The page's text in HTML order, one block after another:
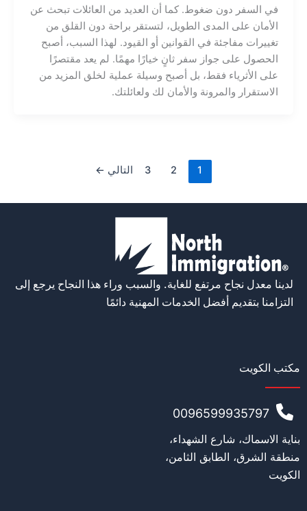
في السفر دون ضغوط. كما أن العديد من العائلات تبحث عن
الأمان على المدى الطويل، لتستقر براحة دون القلق من
تغييرات مفاجئة في القوانين أو القيود. لهذا السبب، أصبح
الحصول على جواز سفر ثانٍ خيارًا مهمًا. لم يعد مقتصرًا
على الأثرياء فقط، بل أصبح وسيلة عملية لخلق المزيد من
الاستقرار والمرونة والأمان لك ولعائلتك.
1
2
3 التالي ←
لدينا معدل نجاح مرتفع للغاية. والسبب وراء هذا النجاح يرجع إلى
التزامنا بتقديم أفضل الخدمات المهنية دائمًا
مكتب الكويت
0096599935797
بناية الاسماك، شارع الشهداء،
منطقة الشرق، الطابق الثامن،
الكويت